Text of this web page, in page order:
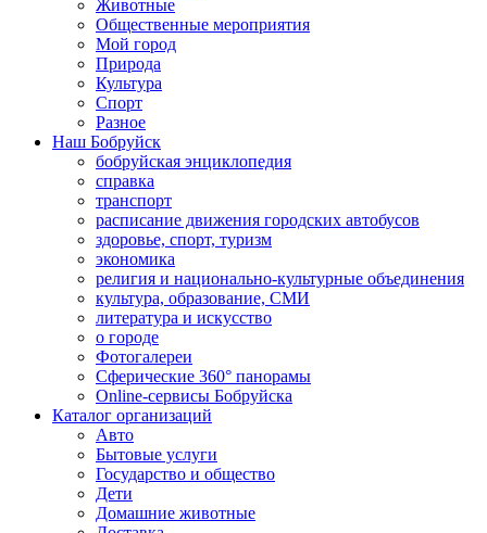
Животные
Общественные мероприятия
Мой город
Природа
Культура
Спорт
Разное
Наш Бобруйск
бобруйская энциклопедия
справка
транспорт
расписание движения городских автобусов
здоровье, спорт, туризм
экономика
религия и национально-культурные объединения
культура, образование, СМИ
литература и искусство
о городе
Фотогалереи
Сферические 360° панорамы
Online-сервисы Бобруйска
Каталог организаций
Авто
Бытовые услуги
Государство и общество
Дети
Домашние животные